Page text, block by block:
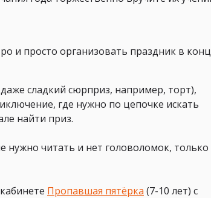
и просто организовать праздник в
сладкий сюрприз, например, торт),
где нужно по цепочке искать
найти приз.
нужно читать и нет головоломок, только
Пропавшая пятёрка (7-10 лет) с